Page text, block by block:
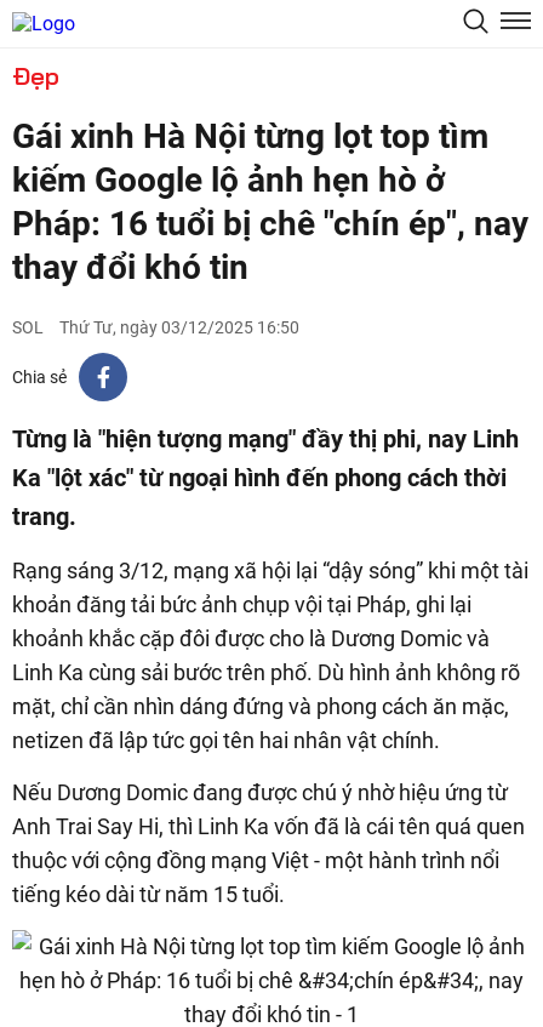
Đẹp
Gái xinh Hà Nội từng lọt top tìm
kiếm Google lộ ảnh hẹn hò ở
Pháp: 16 tuổi bị chê "chín ép", nay
thay đổi khó tin
SOL Thứ Tư, ngày 03/12/2025 16:50
Chia sẻ
Từng là "hiện tượng mạng" đầy thị phi, nay Linh
Ka "lột xác" từ ngoại hình đến phong cách thời
trang.
Rạng sáng 3/12, mạng xã hội lại “dậy sóng” khi một tài
khoản đăng tải bức ảnh chụp vội tại Pháp, ghi lại
khoảnh khắc cặp đôi được cho là Dương Domic và
Linh Ka cùng sải bước trên phố. Dù hình ảnh không rõ
mặt, chỉ cần nhìn dáng đứng và phong cách ăn mặc,
netizen đã lập tức gọi tên hai nhân vật chính.
Nếu Dương Domic đang được chú ý nhờ hiệu ứng từ
Anh Trai Say Hi, thì Linh Ka vốn đã là cái tên quá quen
thuộc với cộng đồng mạng Việt - một hành trình nổi
tiếng kéo dài từ năm 15 tuổi.